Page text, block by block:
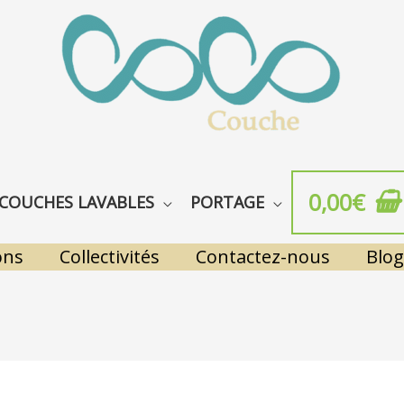
COUCHES LAVABLES PORTAGE 0,00€
Collectivités Contactez-nous Blog